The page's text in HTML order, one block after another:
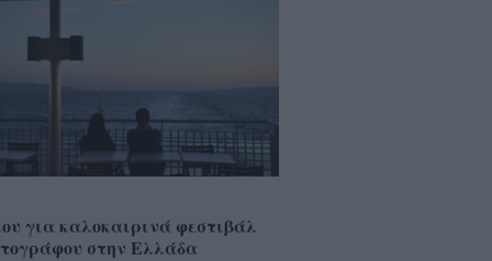
για καλοκαιρινά φεστιβάλ
στην Ελλάδα